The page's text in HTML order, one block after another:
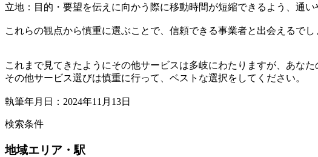
立地：目的・要望を伝えに向かう際に移動時間が短縮できるよう、通
これらの観点から慎重に選ぶことで、信頼できる事業者と出会えるでし
これまで見てきたようにその他サービスは多岐にわたりますが、あなた
その他サービス選びは慎重に行って、ベストな選択をしてください。
執筆年月日：2024年11月13日
検索条件
地域エリア・駅